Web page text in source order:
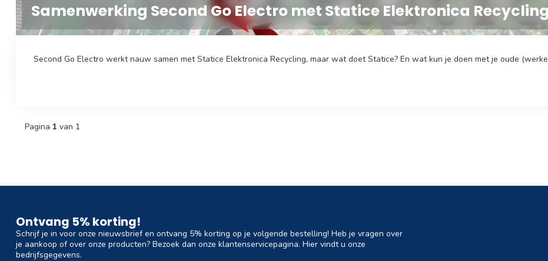
Samenwerking Second Go Electro met Statice Elektronica Recycling
Second Go Electro werkt nauw samen met Statice Elektronica Recycling, maar wat doet Statice? En wat kun je doen met je oude
Pagina 1 van 1
Ontvang 5% korting!
Schrijf je in voor onze nieuwsbrief en ontvang 5% korting op je volgende bestelling! Heb je vragen over
je aankoop of over onze producten? Bezoek dan onze klantenservicepagina. Hier vindt u onze
bedrijfsgegevens.